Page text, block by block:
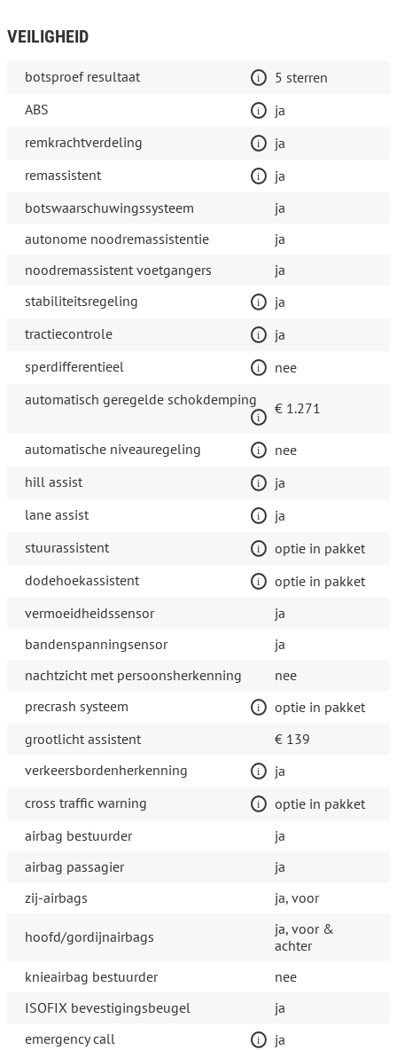
VEILIGHEID
botsproef resultaat
5 sterren
ABS
ja
remkrachtverdeling
ja
remassistent
ja
botswaarschuwingssysteem
ja
autonome noodremassistentie
ja
noodremassistent voetgangers
ja
stabiliteitsregeling
ja
tractiecontrole
ja
sperdifferentieel
nee
automatisch geregelde schokdemping
€ 1.271
automatische niveauregeling
nee
hill assist
ja
lane assist
ja
stuurassistent
optie in pakket
dodehoekassistent
optie in pakket
vermoeidheidssensor
ja
bandenspanningsensor
ja
nachtzicht met persoonsherkenning
nee
precrash systeem
optie in pakket
grootlicht assistent
€ 139
verkeersbordenherkenning
ja
cross traffic warning
optie in pakket
airbag bestuurder
ja
airbag passagier
ja
zij-airbags
ja, voor
hoofd/gordijnairbags
ja, voor &
achter
knieairbag bestuurder
nee
ISOFIX bevestigingsbeugel
ja
emergency call
ja